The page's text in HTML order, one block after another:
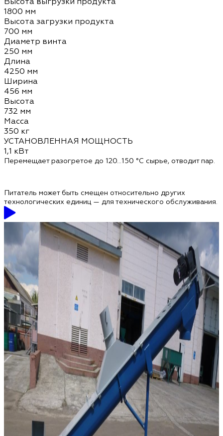
1800 мм
Высота загрузки продукта
700 мм
Диаметр винта
250 мм
Длина
4250 мм
Ширина
456 мм
Высота
732 мм
Масса
350 кг
УСТАНОВЛЕННАЯ МОЩНОСТЬ
1,1 кВт
Перемещает разогретое до 120…150 °С сырье, отводит пар.
Питатель может быть смещен относительно других
технологических единиц — для технического обслуживания.